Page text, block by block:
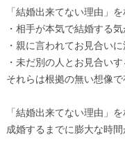
「結婚出来てない理由」
・相手が本気で結婚する気
・親に言われてお見合い
・未だ別の人とお見合いす
それらは根拠の無い想像
「結婚出来てない理由」
成婚するまでに膨大な時間